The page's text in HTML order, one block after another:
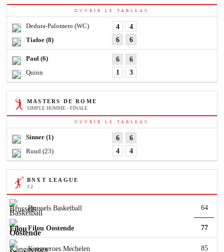
OUVRIR LE TABLEAU
Dedura-Palomero (WC)
Tiafoe (8)
4
6
4
6
Paul (6)
Quinn
6
1
6
3
MASTERS DE ROME
SIMPLE HOMME - FINALE
OUVRIR LE TABLEAU
Sinner (1)
Ruud (23)
6
4
6
4
BNXT LEAGUE
J 2
Brussels Basketball 64
77
Filou Oostende
Kangoeroes Mechelen 85